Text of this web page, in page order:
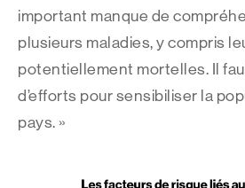
important manque de
plusieurs maladies, y compris
potentiellement mortelles. Il
d’efforts pour sensibiliser la
pays. »